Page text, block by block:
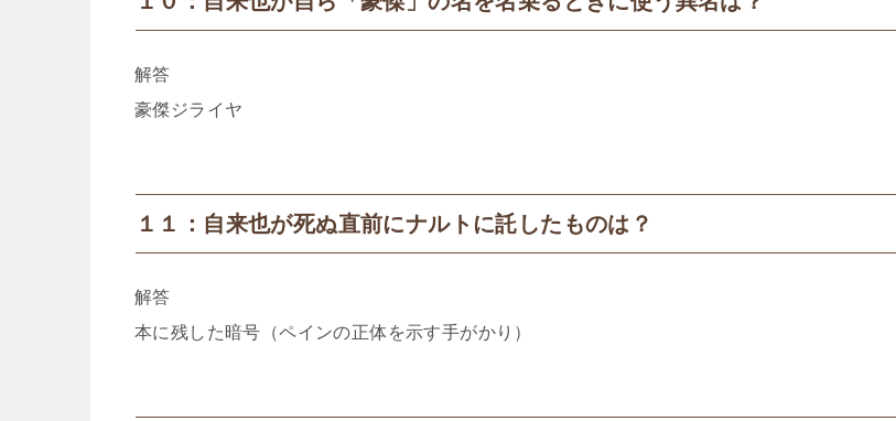
解答
豪傑ジライヤ
１１：自来也が死ぬ直前にナルトに託したものは？
解答
本に残した暗号（ペインの正体を示す手がかり）